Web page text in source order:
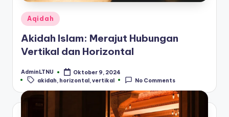
Posted
in
Aqidah
Akidah Islam: Merajut Hubungan
Vertikal dan Horizontal
Posted
by
AdminLTNU Oktober 9, 2024
Tags:
akidah, horizontal,vertikal No Comments